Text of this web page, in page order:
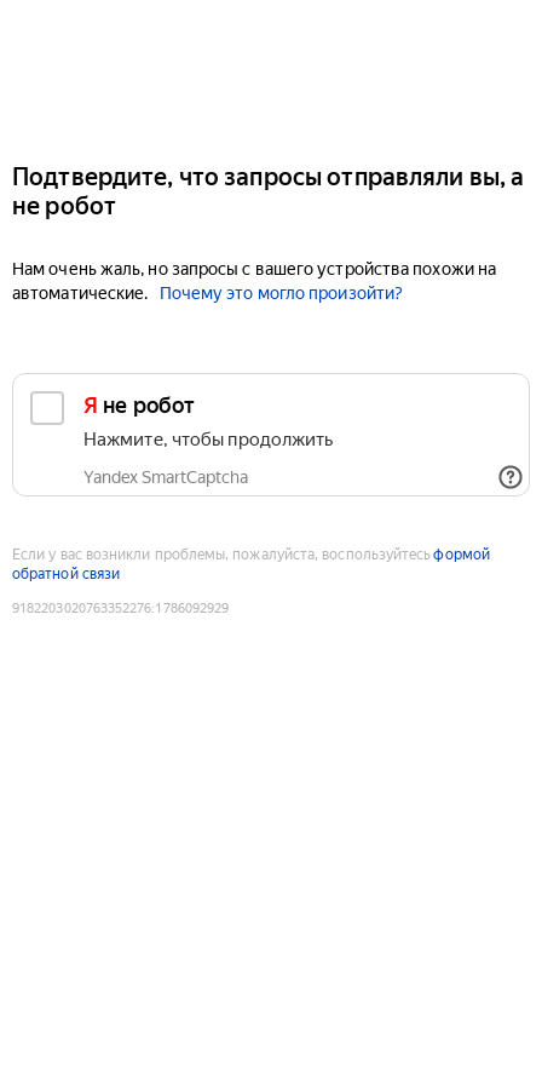
Подтвердите, что запросы отправляли вы, а
не робот
Нам очень жаль, но запросы с вашего устройства похожи на
автоматические.
Почему это могло произойти?
Я не робот
Нажмите, чтобы продолжить
Yandex SmartCaptcha
Если у вас возникли проблемы, пожалуйста, воспользуйтесьформой
обратной связи
9182203020763352276:1786092929